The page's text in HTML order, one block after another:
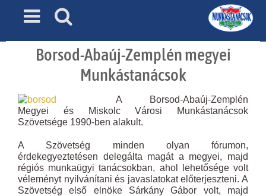
Borsod-Abaúj-Zemplén megyei
Munkástanácsok
A Borsod-Abaúj-Zemplén
Megyei és Miskolc Városi Munkástanácsok
Szövetsége 1990-ben alakult.
A Szövetség minden olyan fórumon,
érdekegyeztetésen delegálta magát a megyei, majd
régiós munkaügyi tanácsokban, ahol lehetősége volt
véleményt nyilvánítani és javaslatokat előterjeszteni. A
Szövetség első elnöke Sárkány Gábor volt, majd